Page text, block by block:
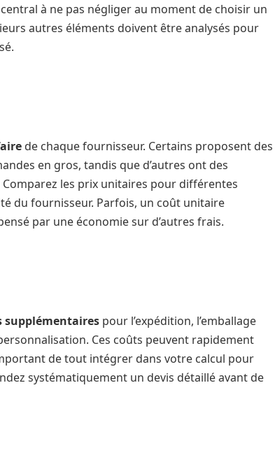
à ne pas négliger au moment de choisir un
autres éléments doivent être analysés pour
de chaque fournisseur. Certains proposent des
en gros, tandis que d’autres ont des
les prix unitaires pour différentes
du fournisseur. Parfois, un coût unitaire
par une économie sur d’autres frais.
supplémentaires pour l’expédition, l’emballage
Ces coûts peuvent rapidement
de tout intégrer dans votre calcul pour
systématiquement un devis détaillé avant de